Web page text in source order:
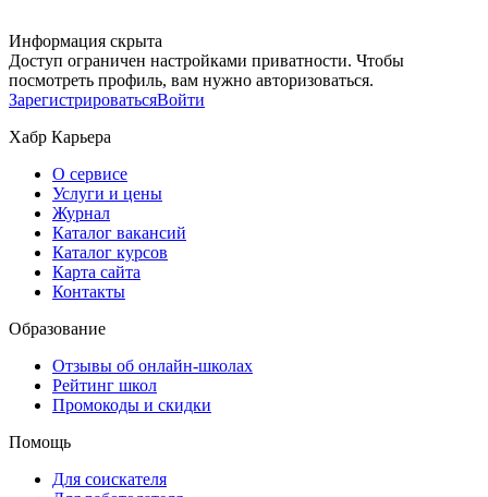
Информация скрыта
Доступ ограничен настройками приватности. Чтобы
посмотреть профиль, вам нужно авторизоваться.
ЗарегистрироватьсяВойти
Хабр Карьера
О сервисе
Услуги и цены
Журнал
Каталог вакансий
Каталог курсов
Карта сайта
Контакты
Образование
Отзывы об онлайн-школах
Рейтинг школ
Промокоды и скидки
Помощь
Для соискателя